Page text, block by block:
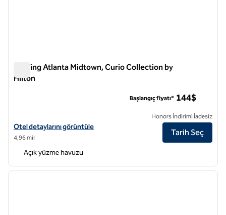
Starling Atlanta Midtown, Curio Collection by
Hilton
The Starling Atlanta Midtown, Curio Collection by Hilton için otel
Otel detaylarını görüntüle
4,96 mil
Başlangıç fiyatı* 144$
Honors İndirimi İadesiz
Tarih Seç
Açık yüzme havuzu
1 / 12